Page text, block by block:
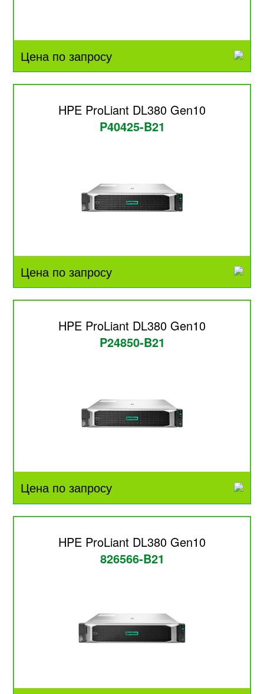
Цена по запросу
HPE ProLiant DL380 Gen10
P40425-B21
Цена по запросу
HPE ProLiant DL380 Gen10
P24850-B21
Цена по запросу
HPE ProLiant DL380 Gen10
826566-B21